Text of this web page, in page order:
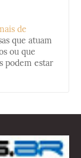
de
que atuam
ou que
podem estar